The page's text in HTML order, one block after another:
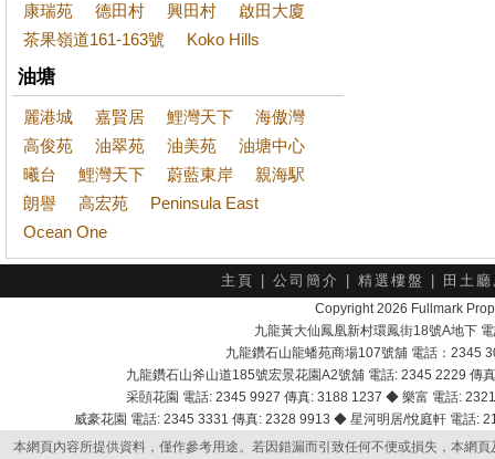
康瑞苑
德田村 興田村
啟田大廈
茶果嶺道161-163號
Koko Hills
油塘
麗港城 嘉賢居 鯉灣天下
海傲灣
高俊苑
油翠苑 油美苑
油塘中心
曦台
鯉灣天下 蔚藍東岸
親海駅
朗譽
高宏苑
Peninsula East
Ocean One
主頁 公司簡介 精選樓盤 田土
Copyright 2026 Fullmark
九龍黃大仙鳳凰新村環鳳街18號A地下
九龍鑽石山龍蟠苑商場107號舖 電話：2345
九龍鑽石山斧山道185號宏景花園A2號舖 電話: 2345 2229
采頣花園 電話: 2345 9927 傳真: 3188 1237 ◆ 樂富 電話:
威豪花園 電話: 2345 3331 傳真: 2328 9913 ◆ 星河明居/悅庭軒 電話
本網頁內容所提供資料，僅作參考用途。若因錯漏而引致任何不便或損失，本網